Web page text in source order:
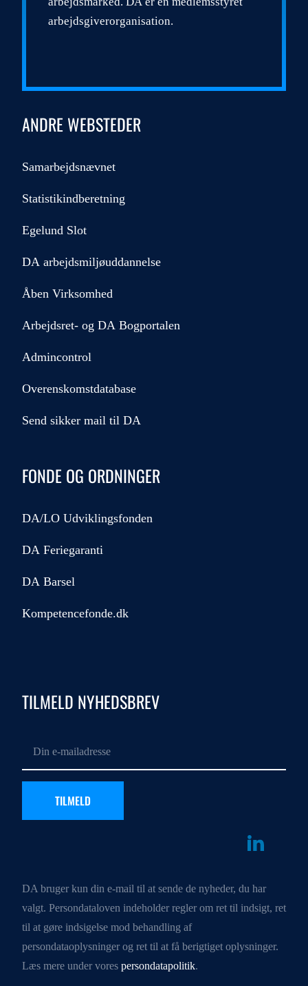
arbejdsgiverorganisation.
ANDRE WEBSTEDER
Samarbejdsnævnet
Statistikindberetning
Egelund Slot
DA arbejdsmiljøuddannelse
Åben Virksomhed
Arbejdsret- og DA Bogportalen
Admincontrol
Overenskomstdatabase
Send sikker mail til DA
FONDE OG ORDNINGER
DA/LO Udviklingsfonden
DA Feriegaranti
DA Barsel
Kompetencefonde.dk
TILMELD NYHEDSBREV
DA bruger kun din e-mail til at sende de nyheder, du har
valgt. Persondataloven indeholder regler om ret til indsigt, ret
til at gøre indsigelse mod behandling af
persondataoplysninger og ret til at få berigtiget oplysninger.
Læs mere under vores persondatapolitik.